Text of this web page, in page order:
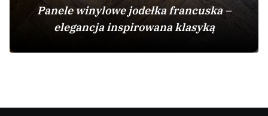
Panele winylowe jodełka francuska –
elegancja inspirowana klasyką